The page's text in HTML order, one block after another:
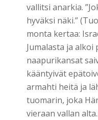
vallitsi anarkia.
hyväksi näki.”
monta kertaa:
Jumalasta ja alkoi
naapurikansat
kääntyivät
armahti heitä ja
tuomarin, joka
vieraan vallan